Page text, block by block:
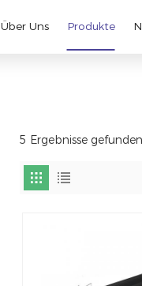
Über Uns Produkte
5 Ergebnisse